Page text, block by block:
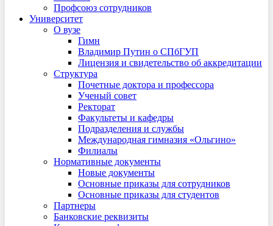
Профсоюз сотрудников
Университет
О вузе
Гимн
Владимир Путин о СПбГУП
Лицензия и свидетельство об аккредитации
Структура
Почетные доктора и профессора
Ученый совет
Ректорат
Факультеты и кафедры
Подразделения и службы
Международная гимназия «Ольгино»
Филиалы
Нормативные документы
Новые документы
Основные приказы для сотрудников
Основные приказы для студентов
Партнеры
Банковские реквизиты